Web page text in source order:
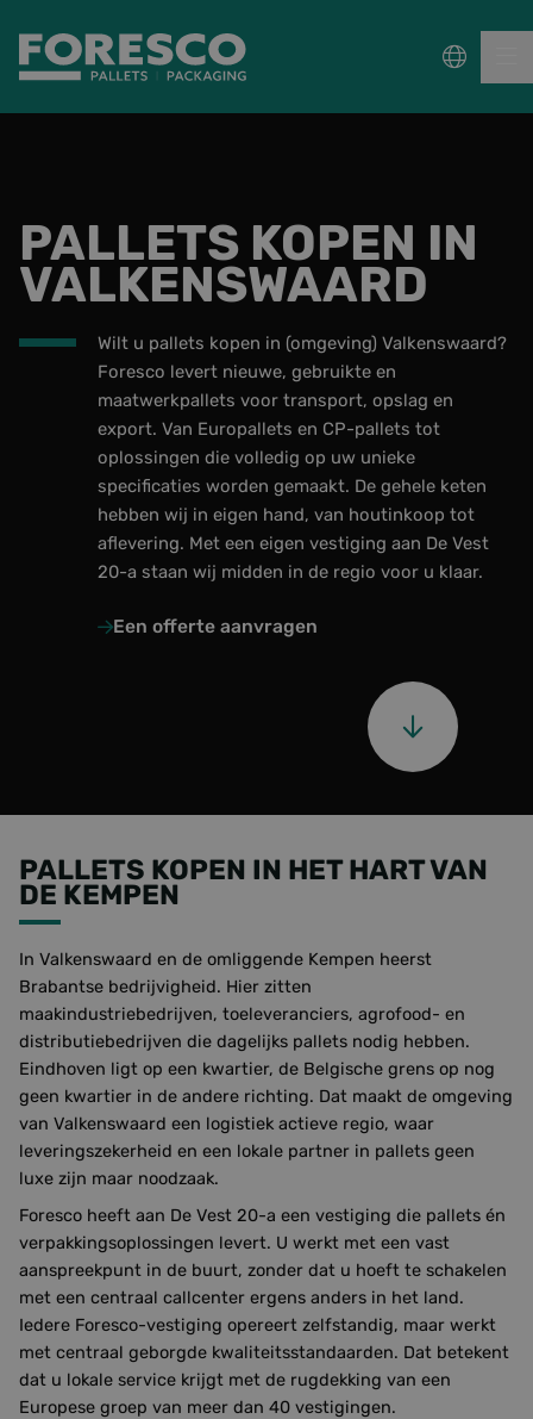
COLLECT, REPAIR & RE-USE
PACKAGING
DUURZAAMHEID
Sectoren
Wet- en regelgeving
Over ons
Laatste updates
PALLETS KOPEN IN
VALKENSWAARD
Wilt u pallets kopen in (omgeving) Valkenswaard?
Foresco levert nieuwe, gebruikte en
maatwerkpallets voor transport, opslag en
export. Van Europallets en CP-pallets tot
oplossingen die volledig op uw unieke
specificaties worden gemaakt. De gehele keten
hebben wij in eigen hand, van houtinkoop tot
aflevering. Met een eigen vestiging aan De Vest
20-a staan wij midden in de regio voor u klaar.
Een offerte aanvragen
PALLETS KOPEN IN HET HART VAN
DE KEMPEN
In Valkenswaard en de omliggende Kempen heerst
Brabantse bedrijvigheid. Hier zitten
maakindustriebedrijven, toeleveranciers, agrofood- en
distributiebedrijven die dagelijks pallets nodig hebben.
Eindhoven ligt op een kwartier, de Belgische grens op nog
geen kwartier in de andere richting. Dat maakt de omgeving
van Valkenswaard een logistiek actieve regio, waar
leveringszekerheid en een lokale partner in pallets geen
luxe zijn maar noodzaak.
Foresco heeft aan De Vest 20-a een vestiging die pallets én
verpakkingsoplossingen levert. U werkt met een vast
aanspreekpunt in de buurt, zonder dat u hoeft te schakelen
met een centraal callcenter ergens anders in het land.
Iedere Foresco-vestiging opereert zelfstandig, maar werkt
met centraal geborgde kwaliteitsstandaarden. Dat betekent
dat u lokale service krijgt met de rugdekking van een
Europese groep van meer dan 40 vestigingen.